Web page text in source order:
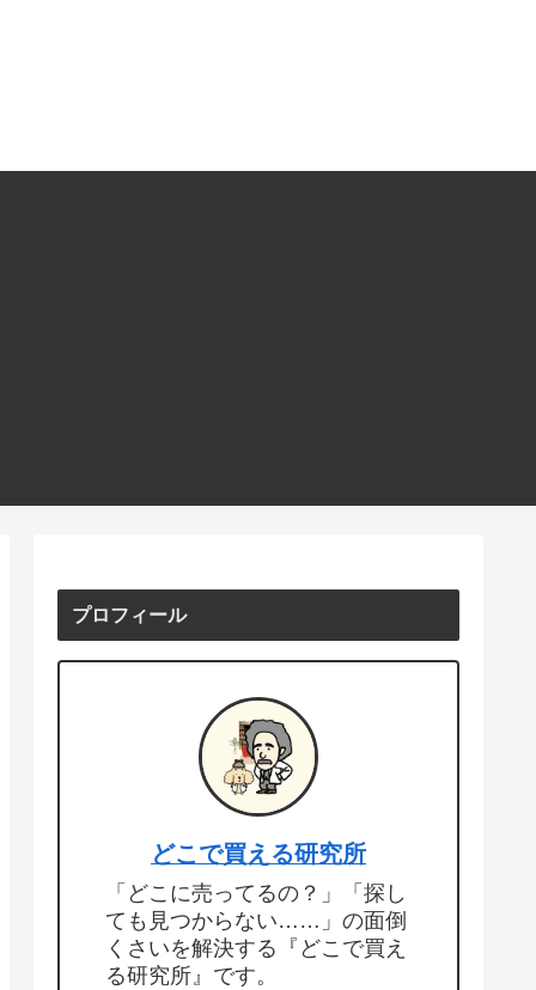
プロフィール
どこで買える研究所
「どこに売ってるの？」「探し
ても見つからない……」の面倒
くさいを解決する『どこで買え
る研究所』です。